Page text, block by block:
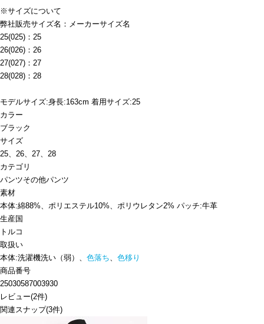
※サイズについて
弊社販売サイズ名：メーカーサイズ名
25(025)：25
26(026)：26
27(027)：27
28(028)：28
モデルサイズ:身長:163cm 着用サイズ:25
カラー
ブラック
サイズ
25、26、27、28
カテゴリ
パンツその他パンツ
素材
本体:綿88%、ポリエステル10%、ポリウレタン2% パッチ:牛革
生産国
トルコ
取扱い
本体:洗濯機洗い（弱）、 色落ち、 色移り
商品番号
25030587003930
レビュー(2件)
関連スナップ(3件)